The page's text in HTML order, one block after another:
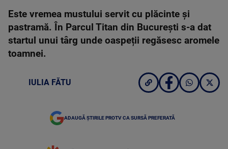
Este vremea mustului servit cu plăcinte și
pastramă. În Parcul Titan din București s-a dat
startul unui târg unde oaspeții regăsesc aromele
toamnei.
IULIA FĂTU
ADAUGĂ ȘTIRILE PROTV CA SURSĂ PREFERATĂ